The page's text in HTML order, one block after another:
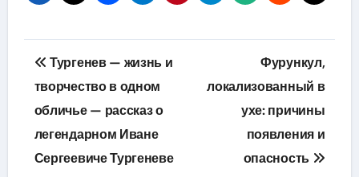
Навигация
по
записям
Тургенев — жизнь и
творчество в одном
обличье — рассказ о
легендарном Иване
Сергеевиче Тургеневе
Фурункул,
локализованный в
ухе: причины
появления и
опасность